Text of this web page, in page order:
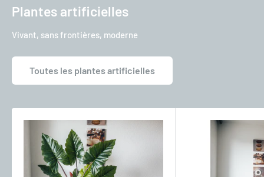
Plantes artificielles
Vivant, sans frontières, moderne
Toutes les plantes artificielles